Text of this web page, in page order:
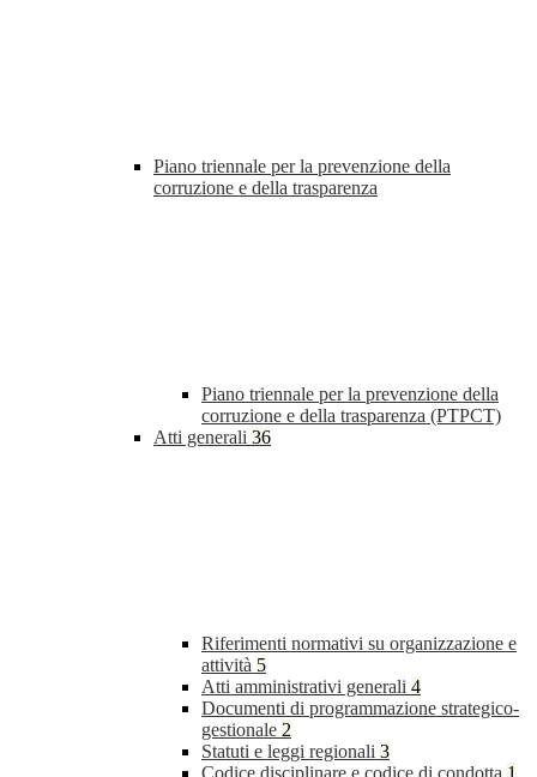
Piano triennale per la prevenzione della
corruzione e della trasparenza
Piano triennale per la prevenzione della
corruzione e della trasparenza (PTPCT)
Atti generali 36
Riferimenti normativi su organizzazione e
attività 5
Atti amministrativi generali 4
Documenti di programmazione strategico-
gestionale 2
Statuti e leggi regionali 3